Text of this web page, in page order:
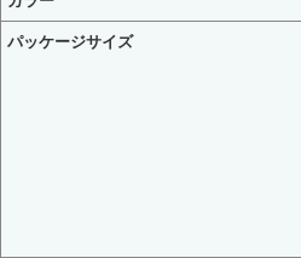
パッケージサイズ